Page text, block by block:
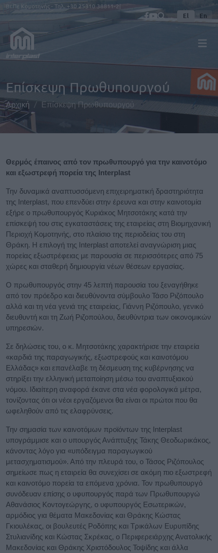
Παράκαμψη προς το κυρίως περιεχόμενο
Βι.Πε Κομοτηνής - Τηλ. +30 25310 38811-2
El En
Επίσκεψη Πρωθυπουργού
Αρχική Επίσκεψη Πρωθυπουργού
Θερμός έπαινος από τον πρωθυπουργό για την καινοτόμο
και εξωστρεφή πορεία της Interplast
Την δυναμικά αναπτυσσόμενη επιχειρηματική δραστηριότητα
της Interplast, που επενδύει στην έρευνα και στην καινοτομία
εξήρε ο πρωθυπουργός Κυριάκος Μητσοτάκης κατά την
επίσκεψή του στις εγκαταστάσεις της εταιρείας στη Βιομηχανική
Περιοχή Κομοτηνής, στο πλαίσιο της περιοδείας του στη
Θράκη. Η επιλογή της Interplast αποτελεί αναγνώριση μιας
πορείας εξωστρέφειας με παρουσία σε περισσότερες από 75
χώρες και σταθερή δημιουργία νέων θέσεων εργασίας.
Ο πρωθυπουργός στην 45 λεπτή παρουσία του ξεναγήθηκε
από τον πρόεδρο και διευθύνοντα σύμβουλο Τάσο Ριζόπουλο
αλλά και τη νέα γενιά της εταιρείας, Γιάννη Ριζόπουλο, γενικό
διευθυντή και τη Ζωή Ριζοπούλου, διευθύντρια των οικονομικών
υπηρεσιών.
Σε δηλώσεις του, ο κ. Μητσοτάκης χαρακτήρισε την εταιρεία
«καρδιά της παραγωγικής, εξωστρεφούς και καινοτόμου
Ελλάδας» και επανέλαβε τη δέσμευση της κυβέρνησης να
στηρίξει την ελληνική μεταποίηση μέσω του αναπτυξιακού
νόμου. Ιδιαίτερη αναφορά έκανε στα νέα φορολογικά μέτρα,
τονίζοντας ότι οι νέοι εργαζόμενοι θα είναι οι πρώτοι που θα
ωφεληθούν από τις ελαφρύνσεις.
Την σημασία των καινοτόμων προϊόντων της Interplast
υπογράμμισε και ο υπουργός Ανάπτυξης Τάκης Θεοδωρικάκος,
κάνοντας λόγο για «υπόδειγμα παραγωγικού
μετασχηματισμού». Από την πλευρά του, ο Τάσος Ριζόπουλος
σημείωσε πως η εταιρεία θα συνεχίσει σε ακόμη πιο εξωστρεφή
και καινοτόμο πορεία τα επόμενα χρόνια. Τον πρωθυπουργό
συνόδευαν επίσης ο υφυπουργός παρά των Πρωθυπουργώ
Αθανάσιος Κοντογεώργης, ο υφυπουργός Εσωτερικών,
αρμόδιος για θέματα Μακεδονίας και Θράκης Κώστας
Γκιουλέκας, οι βουλευτές Ροδόπης και Τρικάλων Ευρυπίδης
Στυλιανίδης και Κώστας Σκρέκας, ο Περιφερειάρχης Ανατολικής
Μακεδονίας και Θράκης Χριστόδουλος Τοψίδης και άλλα